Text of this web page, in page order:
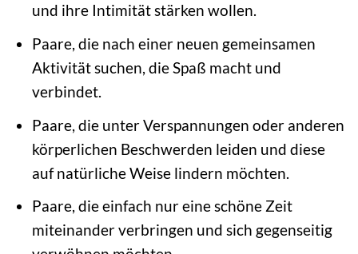
und ihre Intimität stärken wollen.
Paare, die nach einer neuen gemeinsamen
Aktivität suchen, die Spaß macht und
verbindet.
Paare, die unter Verspannungen oder anderen
körperlichen Beschwerden leiden und diese
auf natürliche Weise lindern möchten.
Paare, die einfach nur eine schöne Zeit
miteinander verbringen und sich gegenseitig